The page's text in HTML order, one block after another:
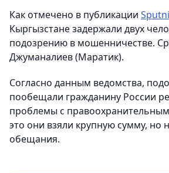
Как отмечено в публикации
Кыргызстане задержали двух
подозрению в мошенничестве.
Джуманалиев (Маратик).
Согласно данным ведомства,
пообещали гражданину России
проблемы с
это они взяли крупную сумму, но
обещания.